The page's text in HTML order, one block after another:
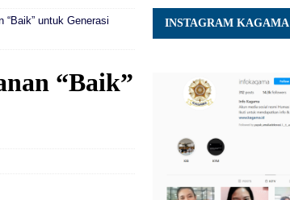
“Baik” untuk Generasi
“Baik”
INSTAGRAM KAGAMA